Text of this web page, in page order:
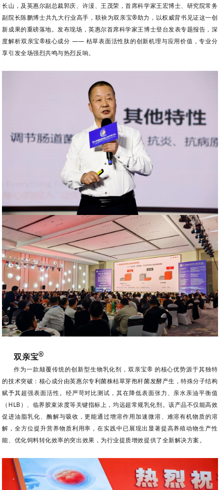
长山，及英惠尔副总裁郭庆、许湲、王茂荣，首席科学家王宏博士、研究院常务
副院长陈鹏博士共九大行业高手，联袂为双亲宝®助力，以权威背书见证这一创
新成果的重磅落地。发布现场，英惠尔首席科学家王博士登台发表专题报告，深
度解析双亲宝®核心成分 —— 枯草表面活性肽的创新机理与应用价值，专业分
享引发全场强烈共鸣与热烈反响。
双亲宝®
作为一款颠覆传统的创新型生物乳化剂，双亲宝® 的核心优势源于其独特
的技术突破：核心成分由英惠尔专利菌株枯草芽孢杆菌发酵产生，特殊分子结构
赋予其超强表面活性。经严苛对比测试，其在降低表面张力、亲水亲油平衡值
（HLB）、临界胶束浓度等关键指标上，均远超常规乳化剂。该产品不仅能高效
促进油脂乳化、酶解与吸收，更能通过增溶作用加速微溶、难溶有机物质的溶
解，全方位提升营养物质利用率，在实践中已展现出显著提高养殖动物生产性
能、优化饲料转化效率的突出效果，为行业提质增效提供了全新解决方案。